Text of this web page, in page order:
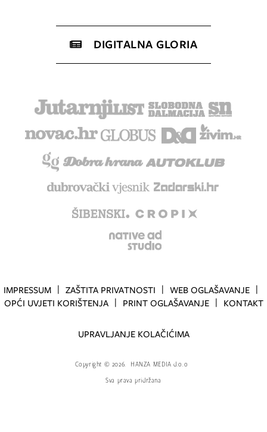
DIGITALNA GLORIA
IMPRESSUM ZAŠTITA PRIVATNOSTI
WEB OGLAŠAVANJE
OPĆI UVJETI KORIŠTENJA
PRINT OGLAŠAVANJE KONTAKT
UPRAVLJANJE KOLAČIĆIMA
Copyright © 2026.
HANZA MEDIA d.o.o
Sva prava pridržana